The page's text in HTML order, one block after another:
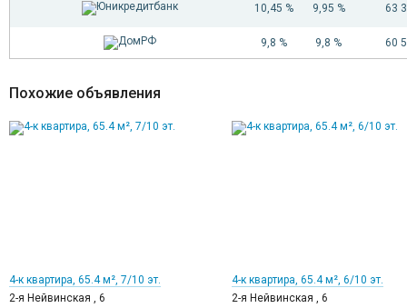
10,45 % 9,95 % 63
9,8 % 9,8 % 60
Похожие объявления
4-к квартира, 65.4 м², 7/10 эт.
2-я Нейвинская , 6
4-к квартира, 65.4 м², 6/10 эт.
2-я Нейвинская , 6